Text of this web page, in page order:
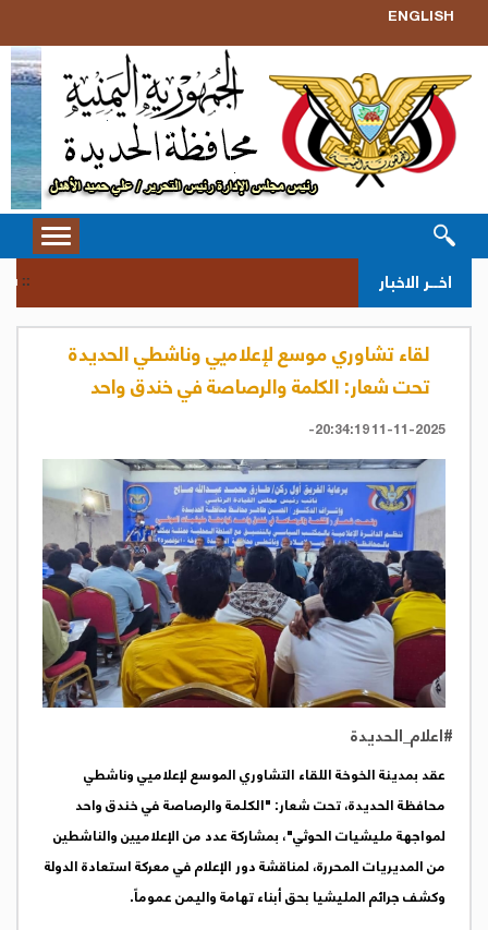
ENGLISH
Toggle
اخــر الاخبار سحب
لقاء تشاوري موسع لإعلاميي وناشطي الحديدة
تحت شعار: الكلمة والرصاصة في خندق واحد
11-11-2025 20:34:19-
#اعلام_الحديدة
عقد بمدينة الخوخة اللقاء التشاوري الموسع لإعلاميي وناشطي
محافظة الحديدة، تحت شعار: "الكلمة والرصاصة في خندق واحد
لمواجهة مليشيات الحوثي"، بمشاركة عدد من الإعلاميين والناشطين
من المديريات المحررة، لمناقشة دور الإعلام في معركة استعادة الدولة
وكشف جرائم المليشيا بحق أبناء تهامة واليمن عموماً.